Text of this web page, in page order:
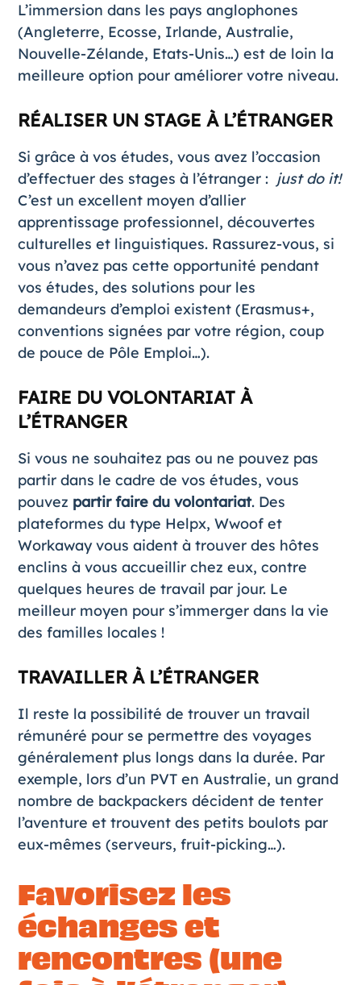
L’immersion dans les pays anglophones
(Angleterre, Ecosse, Irlande, Australie,
Nouvelle-Zélande, Etats-Unis…) est de loin la
meilleure option pour améliorer votre niveau.
RÉALISER UN STAGE À L’ÉTRANGER
Si grâce à vos études, vous avez l’occasion
d’effectuer des stages à l’étranger : just do it!
C’est un excellent moyen d’allier
apprentissage professionnel, découvertes
culturelles et linguistiques. Rassurez-vous, si
vous n’avez pas cette opportunité pendant
vos études, des solutions pour les
demandeurs d’emploi existent (Erasmus+,
conventions signées par votre région, coup
de pouce de Pôle Emploi…).
FAIRE DU VOLONTARIAT À
L’ÉTRANGER
Si vous ne souhaitez pas ou ne pouvez pas
partir dans le cadre de vos études, vous
pouvez partir faire du volontariat. Des
plateformes du type Helpx, Wwoofet
Workawayvous aident à trouver des hôtes
enclins à vous accueillir chez eux, contre
quelques heures de travail par jour. Le
meilleur moyen pour s’immerger dans la vie
des familles locales !
TRAVAILLER À L’ÉTRANGER
Il reste la possibilité de trouver un travail
rémunéré pour se permettre des voyages
généralement plus longs dans la durée. Par
exemple, lors d’un PVT en Australie, un grand
nombre de backpackers décident de tenter
l’aventure et trouvent des petits boulots par
eux-mêmes (serveurs, fruit-picking…).
Favorisez les
échanges et
rencontres (une